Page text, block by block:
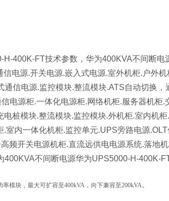
400K-FT技术参数，华为400KVA不间断
电源.开关电源.嵌入式电源.室外机柜.户外
信电源.监控模块.整流模块.ATS自动切换
电源柜.一体化电源柜.网络机柜.服务器机柜
桩模块.整流模块.监控模块.外机柜.室内机
内一体化机柜.监控单元.UPS旁路电源
频开关电源机柜.直流远供电电源系统.落地
不间断电源华为UPS5000-H-400K-
模块，最大可扩容至400kVA，向下兼容至200kVA。